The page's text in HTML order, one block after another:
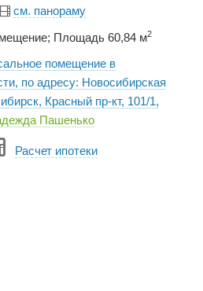
см. панораму
Площадь 60,84 м2
помещение в
по адресу: Новосибирская
Красный пр-кт, 101/1,
Пашенько
Расчет ипотеки